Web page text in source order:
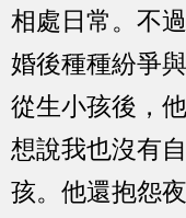
相處日常。不
婚後種種紛爭
從生小孩後，
想說我也沒有
孩。他還抱怨